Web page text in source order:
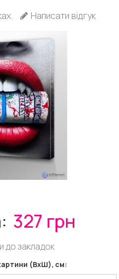
Написати відгук
327 грн
до закладок
(ВхШ), см: